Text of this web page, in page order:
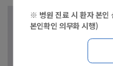
※ 병원 진료 시 환자 본인
본인확인 의무화 시행)